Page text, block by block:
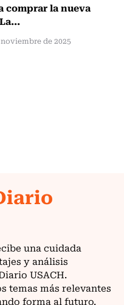
comprar la nueva
de 2025